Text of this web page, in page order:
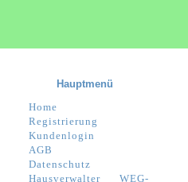
Hauptmenü
Home
Registrierung
Kundenlogin
AGB
Datenschutz
Hausverwalter
WEG-